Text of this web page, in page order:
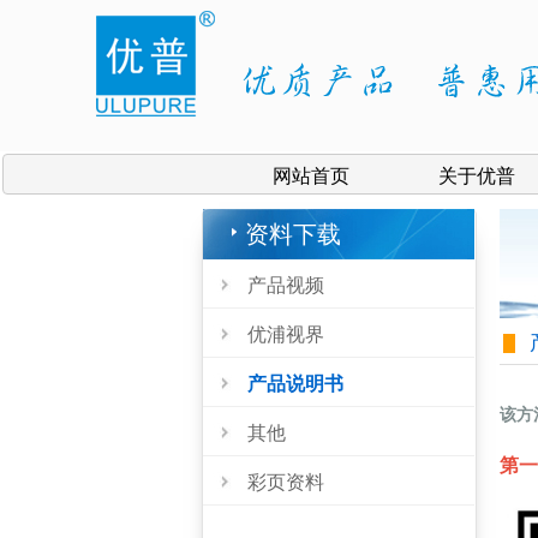
网站首页 关于优普
资料下载
产品视频
优浦视界
产品说明书
其他
彩页资料
该方
第